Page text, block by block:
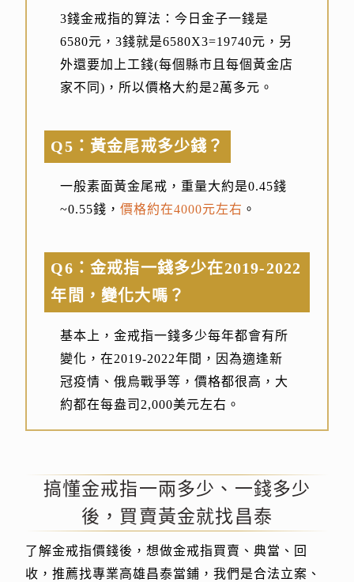
3錢金戒指的算法：今日金子一錢是
6580元，3錢就是6580X3=19740元，另
外還要加上工錢(每個縣市且每個黃金店
家不同)，所以價格大約是2萬多元。
Q5：黃金尾戒多少錢？
一般素面黃金尾戒，重量大約是0.45錢
~0.55錢，價格約在4000元左右 。
Q6：金戒指一錢多少在2019-2022
年間，變化大嗎？
基本上，金戒指一錢多少每年都會有所
變化，在2019-2022年間，因為適逢新
冠疫情、俄烏戰爭等，價格都很高，大
約都在每盎司2,000美元左右。
搞懂金戒指一兩多少、一錢多少
後，買賣黃金就找昌泰
了解金戒指價錢後，想做金戒指買賣、典當、回
收，推薦找專業高雄昌泰當鋪，我們是合法立案、